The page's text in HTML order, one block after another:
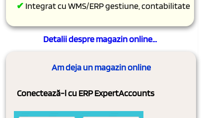
✔ Integrat cu WMS/ERP gestiune, contabilitate
Detalii despre magazin online...
Am deja un magazin online
Conectează-l cu ERP ExpertAccounts